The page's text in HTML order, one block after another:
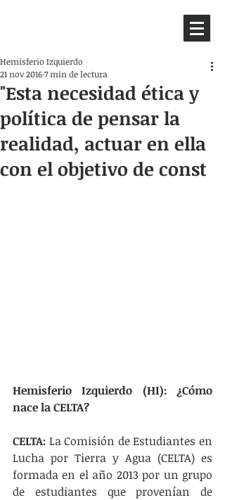
"Esta necesidad ética y
política de pensar la
realidad, actuar en ella
con el objetivo de const
Hemisferio Izquierdo
21 nov 20167 min de lectura
Hemisferio Izquierdo (HI): ¿Cómo
nace la CELTA?
CELTA: La Comisión de Estudiantes en
Lucha por Tierra y Agua (CELTA) es
formada en el año 2013 por un grupo
de estudiantes que provenían de